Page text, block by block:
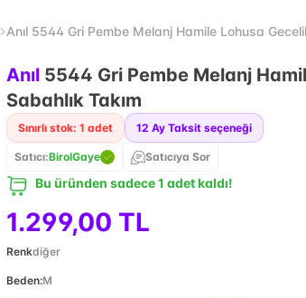
Anıl 5544 Gri Pembe Melanj Hamile Lohusa
Anıl 5544 Gri Pembe Melanj
Sabahlık Takım
Sınırlı stok: 1 adet 12 Ay Taksit seçeneği
Satıcı:BirolGaye Satıcıya Sor
Bu üründen sadece 1 adet kaldı!
1.299,00 TL
Renkdiğer
Beden:M